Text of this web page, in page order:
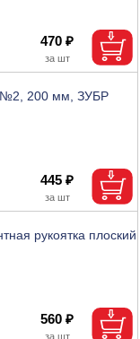
470 ₽
№2, 200 мм, ЗУБР
445 ₽
рукоятка плоский
560 ₽